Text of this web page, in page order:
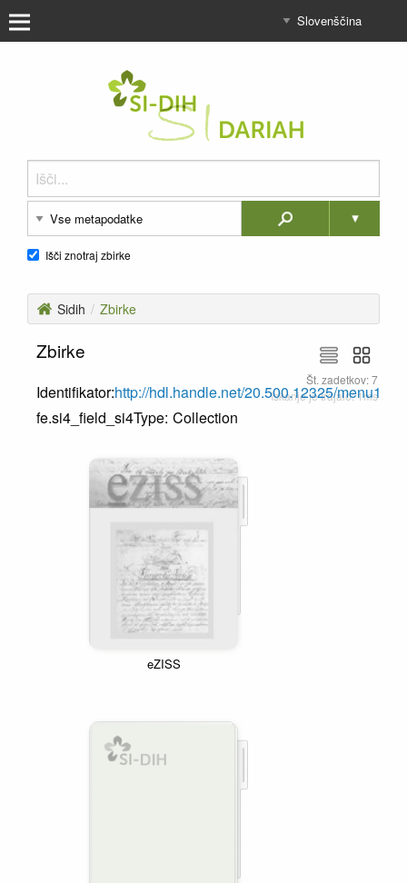
Išči znotraj zbirke
Sidih / Zbirke
Št. zadetkov: 7
Iskanje je trajalo: 1ms
Zbirke
Identifikator:http://hdl.handle.net/20.500.12325/menu1
fe.si4_field_si4Type: Collection
eZISS